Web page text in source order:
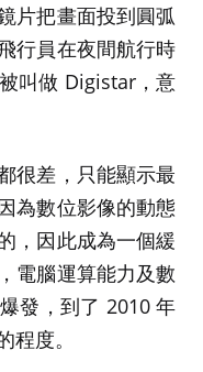
片把畫面投到圓弧
行員在夜間航行時
叫做 Digistar，意
很差，只能顯示最
為數位影像的動態
，因此成為一個緩
電腦運算能力及數
發，到了 2010 年
度。